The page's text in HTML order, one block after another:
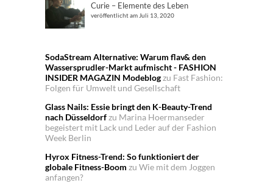
Curie – Elemente des Leben
veröffentlicht am Juli 13, 2020
SodaStream Alternative: Warum flav& den
Wassersprudler-Markt aufmischt - FASHION
INSIDER MAGAZIN Modeblogzu Fast Fashion:
Folgen für Umwelt und Gesellschaft
Glass Nails: Essie bringt den K-Beauty-Trend
nach Düsseldorfzu Marina Hoermanseder
begeistert mit Lack und Leder auf der Fashion
Week Berlin
Hyrox Fitness-Trend: So funktioniert der
globale Fitness-Boom zu Wie mit dem Joggen
anfangen?